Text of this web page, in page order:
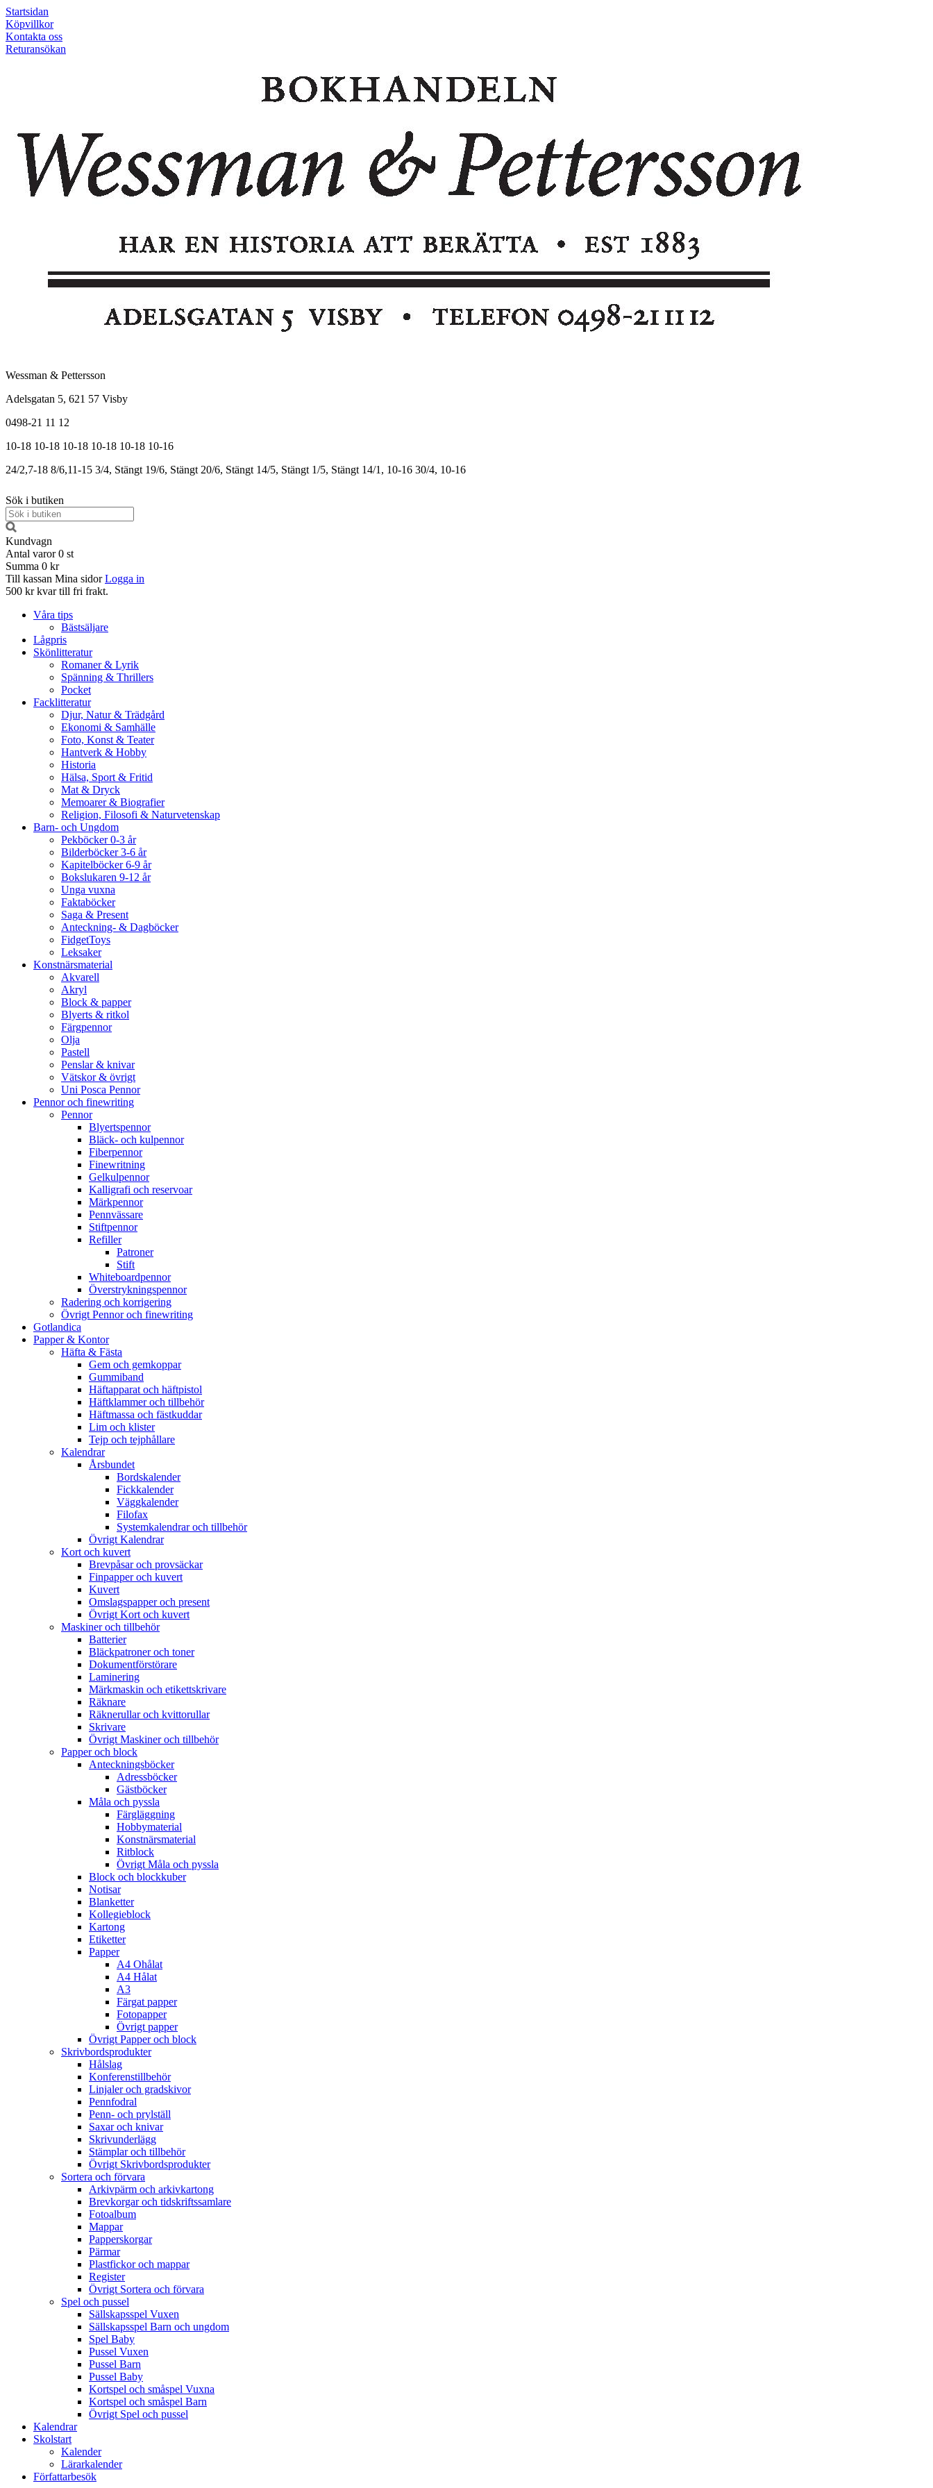
Startsidan
Köpvillkor
Kontakta oss
Returansökan
Wessman & Pettersson
Adelsgatan 5, 621 57 Visby
0498-21 11 12
10-18 10-18 10-18 10-18 10-18 10-16
24/2,7-18 8/6,11-15 3/4, Stängt 19/6, Stängt 20/6, Stängt 14/5, Stängt 1/5, Stängt 14/1, 10-16 30/4, 10-16
Sök i butiken
Kundvagn
Antal varor 0 st
Summa 0 kr
Till kassan Mina sidor Logga in
500 kr kvar till fri frakt.
Våra tips
Bästsäljare
Lågpris
Skönlitteratur
Romaner & Lyrik
Spänning & Thrillers
Pocket
Facklitteratur
Djur, Natur & Trädgård
Ekonomi & Samhälle
Foto, Konst & Teater
Hantverk & Hobby
Historia
Hälsa, Sport & Fritid
Mat & Dryck
Memoarer & Biografier
Religion, Filosofi & Naturvetenskap
Barn- och Ungdom
Pekböcker 0-3 år
Bilderböcker 3-6 år
Kapitelböcker 6-9 år
Bokslukaren 9-12 år
Unga vuxna
Faktaböcker
Saga & Present
Anteckning- & Dagböcker
FidgetToys
Leksaker
Konstnärsmaterial
Akvarell
Akryl
Block & papper
Blyerts & ritkol
Färgpennor
Olja
Pastell
Penslar & knivar
Vätskor & övrigt
Uni Posca Pennor
Pennor och finewriting
Pennor
Blyertspennor
Bläck- och kulpennor
Fiberpennor
Finewritning
Gelkulpennor
Kalligrafi och reservoar
Märkpennor
Pennvässare
Stiftpennor
Refiller
Patroner
Stift
Whiteboardpennor
Överstrykningspennor
Radering och korrigering
Övrigt Pennor och finewriting
Gotlandica
Papper & Kontor
Häfta & Fästa
Gem och gemkoppar
Gummiband
Häftapparat och häftpistol
Häftklammer och tillbehör
Häftmassa och fästkuddar
Lim och klister
Tejp och tejphållare
Kalendrar
Årsbundet
Bordskalender
Fickkalender
Väggkalender
Filofax
Systemkalendrar och tillbehör
Övrigt Kalendrar
Kort och kuvert
Brevpåsar och provsäckar
Finpapper och kuvert
Kuvert
Omslagspapper och present
Övrigt Kort och kuvert
Maskiner och tillbehör
Batterier
Bläckpatroner och toner
Dokumentförstörare
Laminering
Märkmaskin och etikettskrivare
Räknare
Räknerullar och kvittorullar
Skrivare
Övrigt Maskiner och tillbehör
Papper och block
Anteckningsböcker
Adressböcker
Gästböcker
Måla och pyssla
Färgläggning
Hobbymaterial
Konstnärsmaterial
Ritblock
Övrigt Måla och pyssla
Block och blockkuber
Notisar
Blanketter
Kollegieblock
Kartong
Etiketter
Papper
A4 Ohålat
A4 Hålat
A3
Färgat papper
Fotopapper
Övrigt papper
Övrigt Papper och block
Skrivbordsprodukter
Hålslag
Konferenstillbehör
Linjaler och gradskivor
Pennfodral
Penn- och prylställ
Saxar och knivar
Skrivunderlägg
Stämplar och tillbehör
Övrigt Skrivbordsprodukter
Sortera och förvara
Arkivpärm och arkivkartong
Brevkorgar och tidskriftssamlare
Fotoalbum
Mappar
Papperskorgar
Pärmar
Plastfickor och mappar
Register
Övrigt Sortera och förvara
Spel och pussel
Sällskapsspel Vuxen
Sällskapsspel Barn och ungdom
Spel Baby
Pussel Vuxen
Pussel Barn
Pussel Baby
Kortspel och småspel Vuxna
Kortspel och småspel Barn
Övrigt Spel och pussel
Kalendrar
Skolstart
Kalender
Lärarkalender
Författarbesök